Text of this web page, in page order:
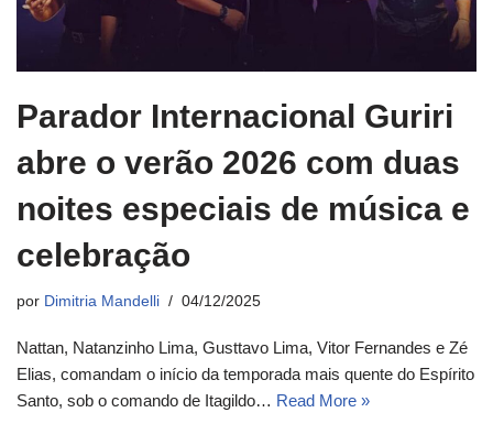
Parador Internacional Guriri
abre o verão 2026 com duas
noites especiais de música e
celebração
por Dimitria Mandelli 04/12/2025
Nattan, Natanzinho Lima, Gusttavo Lima, Vitor Fernandes e Zé
Elias, comandam o início da temporada mais quente do Espírito
Santo, sob o comando de Itagildo… Read More »